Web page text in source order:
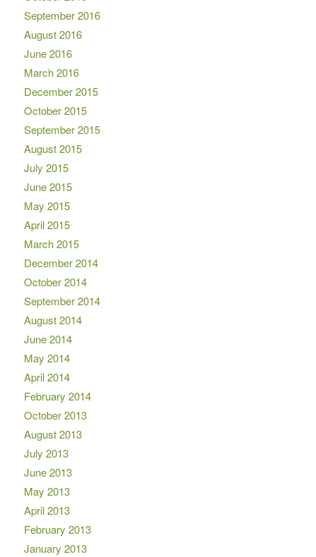
September 2016
August 2016
June 2016
March 2016
December 2015
October 2015
September 2015
August 2015
July 2015
June 2015
May 2015
April 2015
March 2015
December 2014
October 2014
September 2014
August 2014
June 2014
May 2014
April 2014
February 2014
October 2013
August 2013
July 2013
June 2013
May 2013
April 2013
February 2013
January 2013